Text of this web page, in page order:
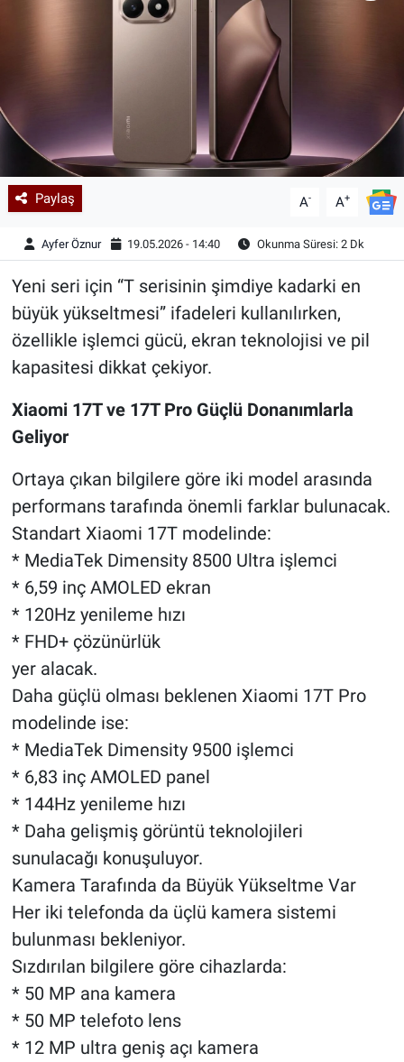
Paylaş A- A+
Ayfer Öznur 19.05.2026 - 14:40 Okunma Süresi: 2 Dk
Yeni seri için “T serisinin şimdiye kadarki en
büyük yükseltmesi” ifadeleri kullanılırken,
özellikle işlemci gücü, ekran teknolojisi ve pil
kapasitesi dikkat çekiyor.
Xiaomi 17T ve 17T Pro Güçlü Donanımlarla
Geliyor
Ortaya çıkan bilgilere göre iki model arasında
performans tarafında önemli farklar bulunacak.
Standart Xiaomi 17T modelinde:
* MediaTek Dimensity 8500 Ultra işlemci
* 6,59 inç AMOLED ekran
* 120Hz yenileme hızı
* FHD+ çözünürlük
yer alacak.
Daha güçlü olması beklenen Xiaomi 17T Pro
modelinde ise:
* MediaTek Dimensity 9500 işlemci
* 6,83 inç AMOLED panel
* 144Hz yenileme hızı
* Daha gelişmiş görüntü teknolojileri
sunulacağı konuşuluyor.
Kamera Tarafında da Büyük Yükseltme Var
Her iki telefonda da üçlü kamera sistemi
bulunması bekleniyor.
Sızdırılan bilgilere göre cihazlarda:
* 50 MP ana kamera
* 50 MP telefoto lens
* 12 MP ultra geniş açı kamera
Yazarlar
Astroloji-Rüya